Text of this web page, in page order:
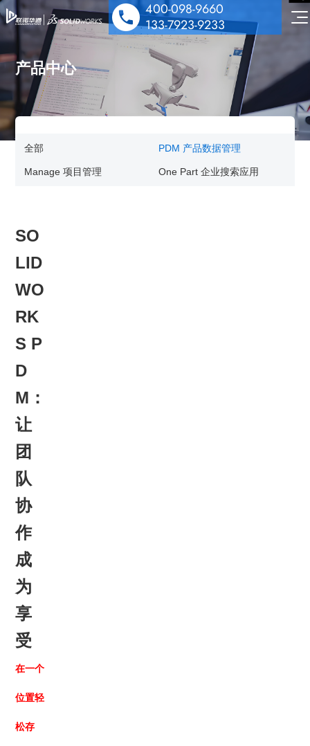
多学科仿真
数字化营销
技术服务
工业设备解决方案
技术培训服务
公司介绍
就业机会
企业文化
400-098-9660
133-7923-9233
产品中心
全部 PDM 产品数据管理
Manage 项目管理 One Part 企业搜索应用
SO
LID
WO
RK
S P
D
M：
让
团
队
协
作
成
为
享
受
在一个
位置轻
松存